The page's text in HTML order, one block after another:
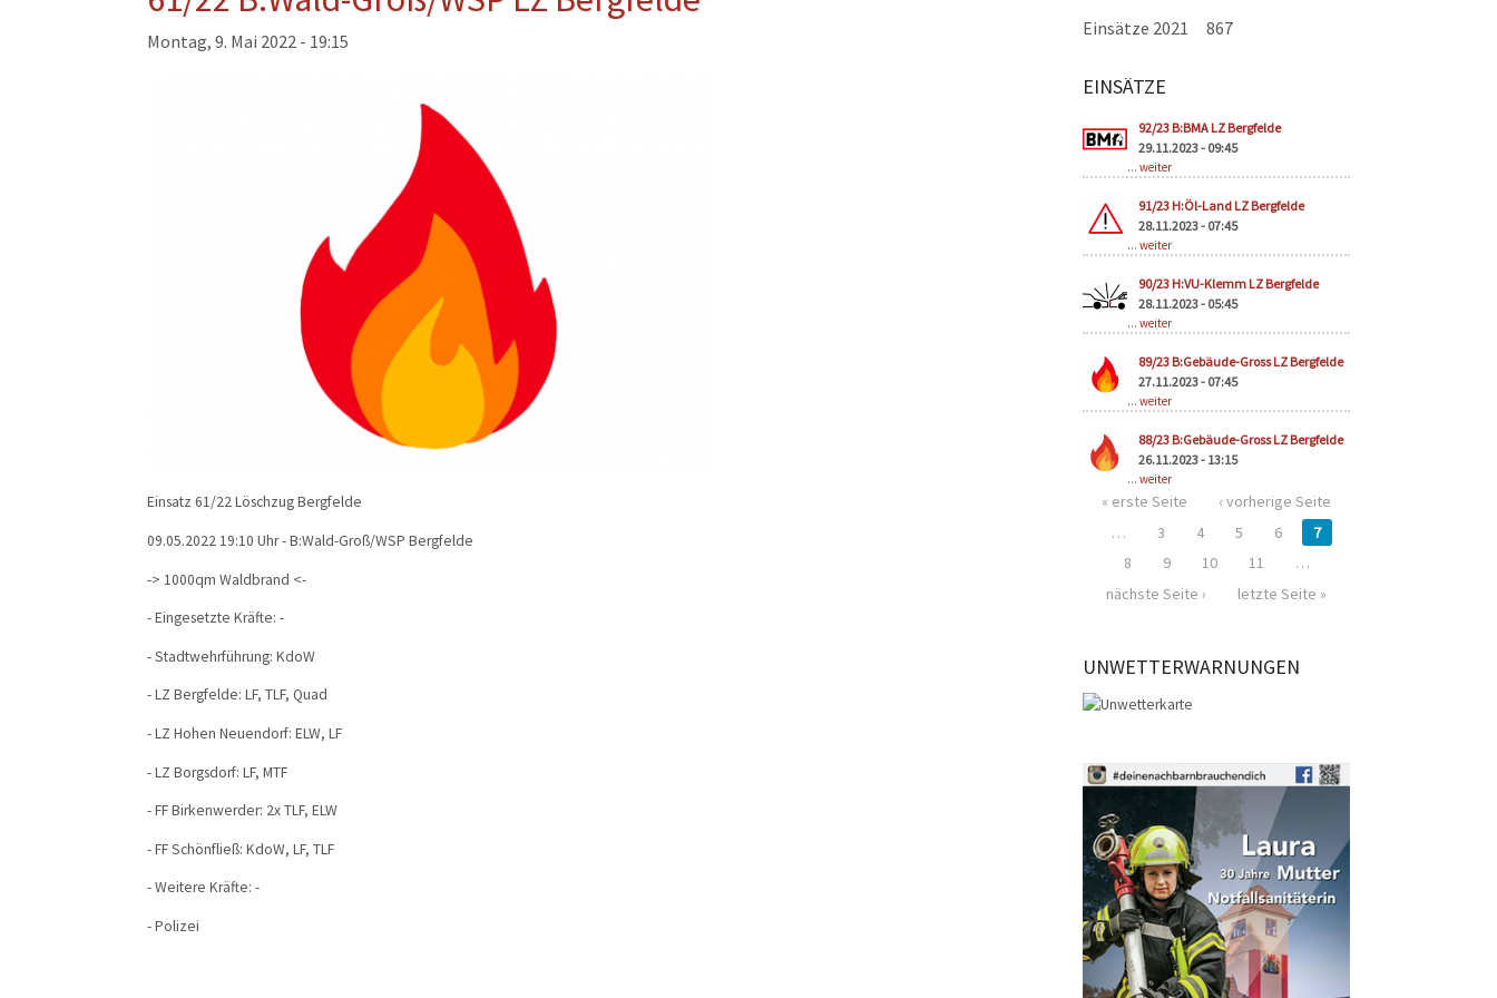
Alters- und Ehrenabteilung
Montag, 9. Mai 2022 - 19:15
Einsatz 61/22 Löschzug Bergfelde
09.05.2022 19:10 Uhr - B:Wald-Groß/WSP Bergfelde
-> 1000qm Waldbrand <-
- Eingesetzte Kräfte: -
- Stadtwehrführung: KdoW
- LZ Bergfelde: LF, TLF, Quad
- LZ Hohen Neuendorf: ELW, LF
- LZ Borgsdorf: LF, MTF
- FF Birkenwerder: 2x TLF, ELW
- FF Schönfließ: KdoW, LF, TLF
- Weitere Kräfte: -
- Polizei
Einsätze 2021 867
EINSÄTZE
92/23 B:BMA LZ Bergfelde
29.11.2023 - 09:45
... weiter
91/23 H:Öl-Land LZ Bergfelde
28.11.2023 - 07:45
... weiter
90/23 H:VU-Klemm LZ Bergfelde
28.11.2023 - 05:45
... weiter
89/23 B:Gebäude-Gross LZ Bergfelde
27.11.2023 - 07:45
... weiter
88/23 B:Gebäude-Gross LZ Bergfelde
26.11.2023 - 13:15
... weiter
Seiten
« erste Seite
‹ vorherige Seite
…
3 4 5 6
7
8
9 10 11
…
nächste Seite ›
letzte Seite »
UNWETTERWARNUNGEN